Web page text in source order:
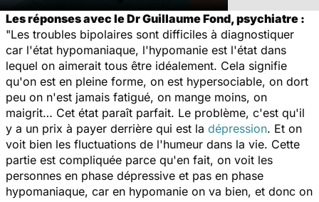
Les réponses avec le Dr Guillaume Fond, psychiatre :
"Les troubles bipolaires sont difficiles à diagnostiquer
car l'état hypomaniaque, l'hypomanie est l'état dans
lequel on aimerait tous être idéalement. Cela signifie
qu'on est en pleine forme, on est hypersociable, on dort
peu on n'est jamais fatigué, on mange moins, on
maigrit… Cet état paraît parfait. Le problème, c'est qu'il
y a un prix à payer derrière qui est la dépression. Et on
voit bien les fluctuations de l'humeur dans la vie. Cette
partie est compliquée parce qu'en fait, on voit les
personnes en phase dépressive et pas en phase
hypomaniaque, car en hypomanie on va bien, et donc on